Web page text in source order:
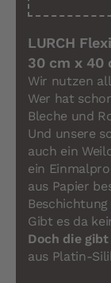
LURCH
30 cm x 40
Wir nutzen
Wer hat
Bleche und
Und unsere
auch ein
ein
aus Papier
Gibt es da
Doch die gibt
aus Platin-